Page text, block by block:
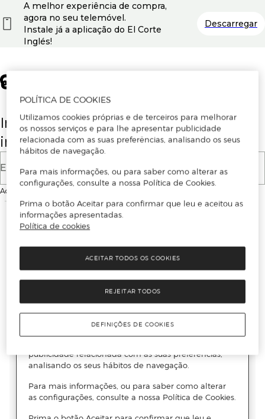
Insira o seu email para se registar ou
iniciar sessão.
E-mail
Ao continuar, aceitas as
A melhor experiência de compra,
agora no seu telemóvel.
Instale já a aplicação do El Corte
Inglés!
Descarregar
POLÍTICA DE COOKIES
Utilizamos cookies próprias e de terceiros para melhorar
os nossos serviços e para lhe apresentar publicidade
relacionada com as suas preferências, analisando os seus
hábitos de navegação.
Para mais informações, ou para saber como alterar as
configurações, consulte a nossa Política de Cookies.
Prima o botão Aceitar para confirmar que leu e aceitou as
informações apresentadas.
Política de cookies
REJEITAR TODOS
ACEITAR TODOS OS COOKIES
DEFINIÇÕES DE COOKIES